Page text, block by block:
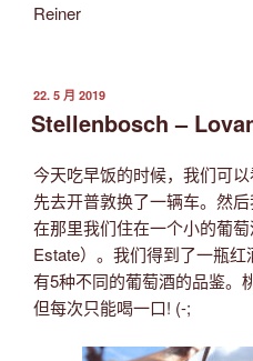
Reiner
发
布
于
22. 5 月 2019
Stellenbosch –
今天吃早饭的时候，我们可
先去开普敦换了一辆车。然后
在那里我们住在一个小的葡
Estate）。我们得到了一瓶
有5种不同的葡萄酒的品鉴。
但每次只能喝一口! (-;